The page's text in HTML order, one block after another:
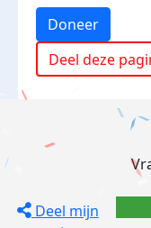
Doneer
Deel deze
Deel mijn